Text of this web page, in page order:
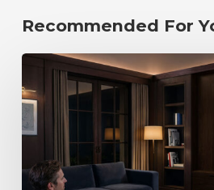
Recommended For